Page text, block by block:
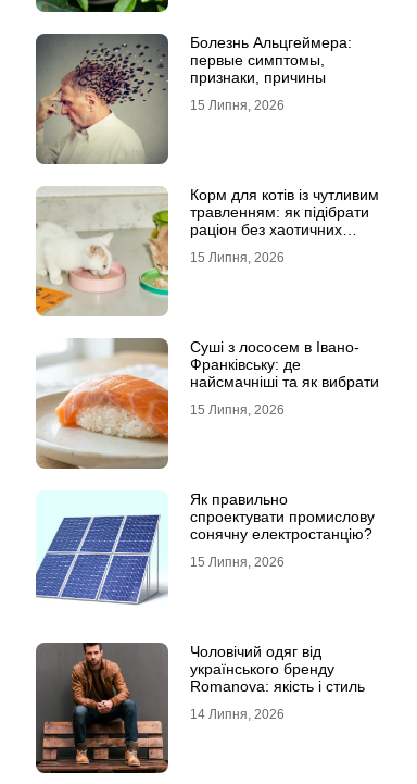
Болезнь Альцгеймера:
первые симптомы,
признаки, причины
15 Липня, 2026
Корм для котів із чутливим
травленням: як підібрати
раціон без хаотичних
15 Липня, 2026
Суші з лососем в Івано-
Франківську: де
найсмачніші та як вибрати
15 Липня, 2026
Як правильно
спроектувати промислову
сонячну електростанцію?
15 Липня, 2026
Чоловічий одяг від
українського бренду
Romanova: якість і стиль
14 Липня, 2026